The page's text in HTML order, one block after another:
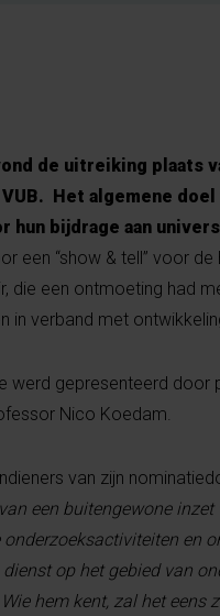
de uitreiking plaats
VUB. Het algemene
hun bijdrage aan
een “show & tell” voor
die een ontmoeting had
in verband met
werd gepresenteerd door
Nico Koedam.
van zijn
een buitengewone
en
op het gebied van
hem kent, zal het